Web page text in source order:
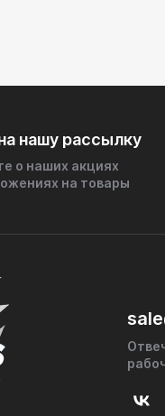
перфорацией
надежность и не готов
штатных
#AISI409
нашу рассылку
о наших акциях
на товары